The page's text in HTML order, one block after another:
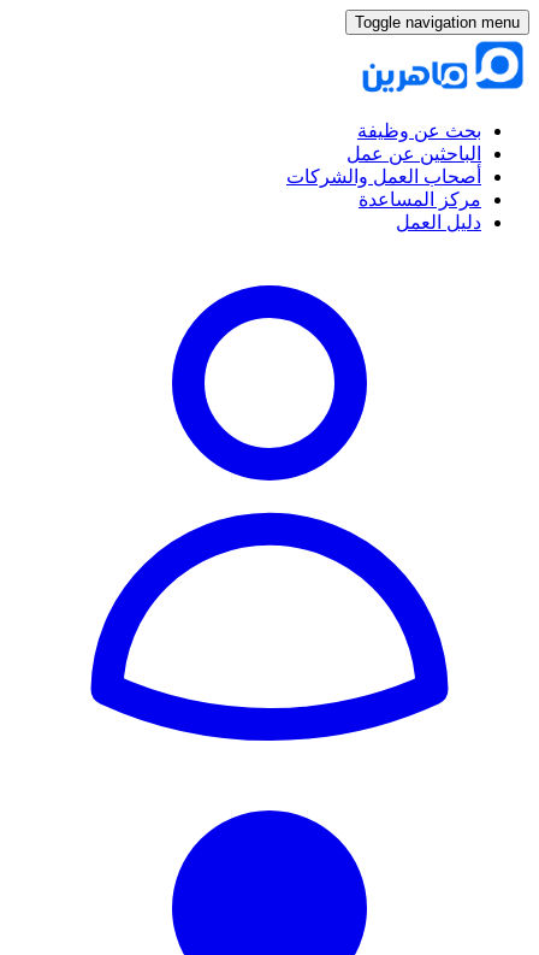
Toggle navigation menu
بحث عن وظيفة
الباحثين عن عمل
أصحاب العمل والشركات
مركز المساعدة
دليل العمل